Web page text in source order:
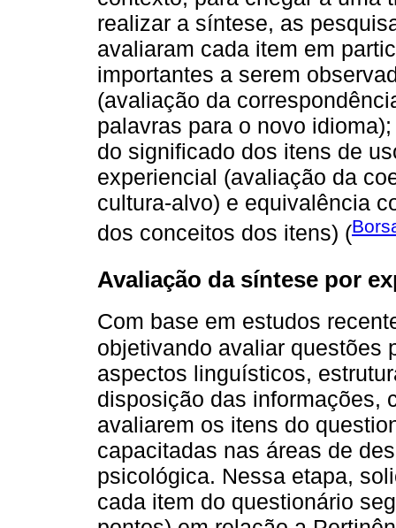
realizar a síntese, as
avaliaram cada item em
importantes a serem
(avaliação da
palavras para o novo
do significado dos itens de
experiencial (avaliação da
cultura-alvo) e equivalência
dos conceitos dos itens) (
Avaliação da síntese por
Com base em estudos
objetivando avaliar questões
aspectos linguísticos,
disposição das informações,
avaliarem os itens do
capacitadas nas áreas de
psicológica. Nessa etapa,
cada item do questionário